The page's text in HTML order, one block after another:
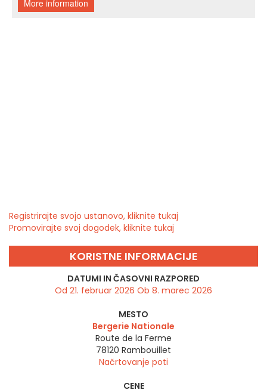
Registrirajte svojo ustanovo, kliknite tukaj
Promovirajte svoj dogodek, kliknite tukaj
KORISTNE INFORMACIJE
DATUMI IN ČASOVNI RAZPORED
Od 21. februar 2026 Ob 8. marec 2026
MESTO
Bergerie Nationale
Route de la Ferme
78120 Rambouillet
Načrtovanje poti
CENE